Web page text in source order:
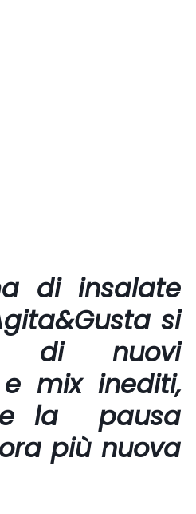
di insalate
si
di nuovi
mix inediti,
la pausa
più nuova